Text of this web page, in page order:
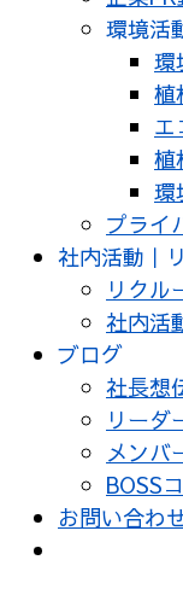
環境活
環
植
エ
植
環
プライ
社内活動｜
リクル
社内活
ブログ
社長想
リーダ
メンバ
BOSS
お問い合わ